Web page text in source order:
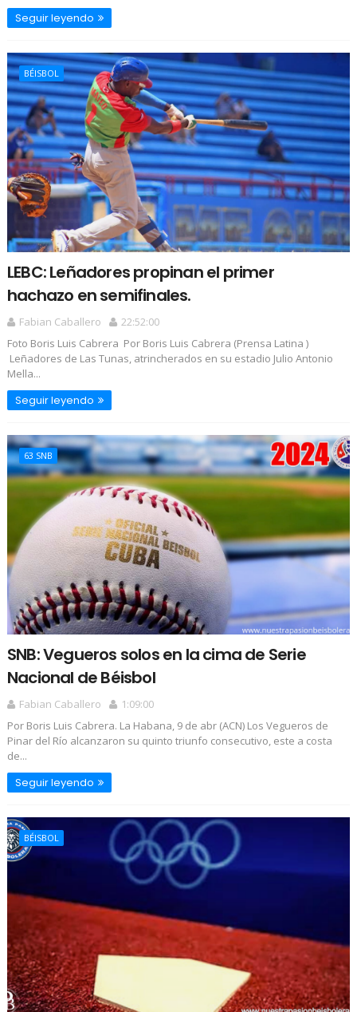
Seguir leyendo
BÉISBOL
LEBC: Leñadores propinan el primer
hachazo en semifinales.
Fabian Caballero
22:52:00
Foto Boris Luis Cabrera Por Boris Luis Cabrera (Prensa Latina )
Leñadores de Las Tunas, atrincherados en su estadio Julio Antonio
Mella...
Seguir leyendo
63 SNB
SNB: Vegueros solos en la cima de Serie
Nacional de Béisbol
Fabian Caballero
1:09:00
Por Boris Luis Cabrera. La Habana, 9 de abr (ACN) Los Vegueros de
Pinar del Río alcanzaron su quinto triunfo consecutivo, este a costa
de...
Seguir leyendo
BÉISBOL